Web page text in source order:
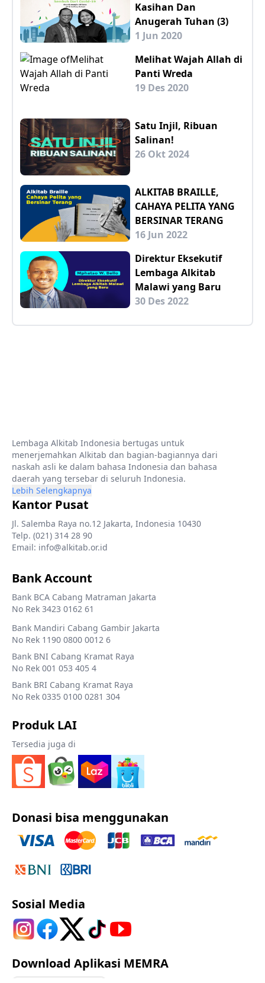
Kasihan Dan
Anugerah Tuhan (3)
1 Jun 2020
Melihat Wajah Allah di
Panti Wreda
19 Des 2020
Satu Injil, Ribuan
Salinan!
26 Okt 2024
ALKITAB BRAILLE,
CAHAYA PELITA YANG
BERSINAR TERANG
16 Jun 2022
Direktur Eksekutif
Lembaga Alkitab
Malawi yang Baru
30 Des 2022
Lembaga Alkitab Indonesia bertugas untuk
menerjemahkan Alkitab dan bagian-bagiannya dari
naskah asli ke dalam bahasa Indonesia dan bahasa
daerah yang tersebar di seluruh Indonesia.
Lebih Selengkapnya
Kantor Pusat
Jl. Salemba Raya no.12 Jakarta, Indonesia 10430
Telp. (021) 314 28 90
Email: info@alkitab.or.id
Bank Account
Bank BCA Cabang Matraman Jakarta
No Rek 3423 0162 61
Bank Mandiri Cabang Gambir Jakarta
No Rek 1190 0800 0012 6
Bank BNI Cabang Kramat Raya
No Rek 001 053 405 4
Bank BRI Cabang Kramat Raya
No Rek 0335 0100 0281 304
Produk LAI
Tersedia juga di
Donasi bisa menggunakan
Sosial Media
Download Aplikasi MEMRA